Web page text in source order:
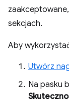
sekcjach.
Aby
Utwórz
Na pasku